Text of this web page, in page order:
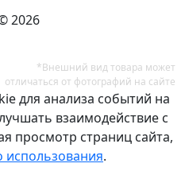
2026
*Внешний вид товара может
отличаться от фотографий на сайте
для анализа событий на
взаимодействие с
просмотр страниц сайта,
использования.